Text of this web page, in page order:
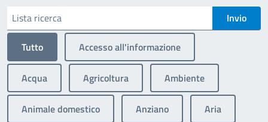
Lista ricerca
Tutto Accesso all'informazione
Acqua Agricoltura Ambiente
Animale domestico Anziano Aria